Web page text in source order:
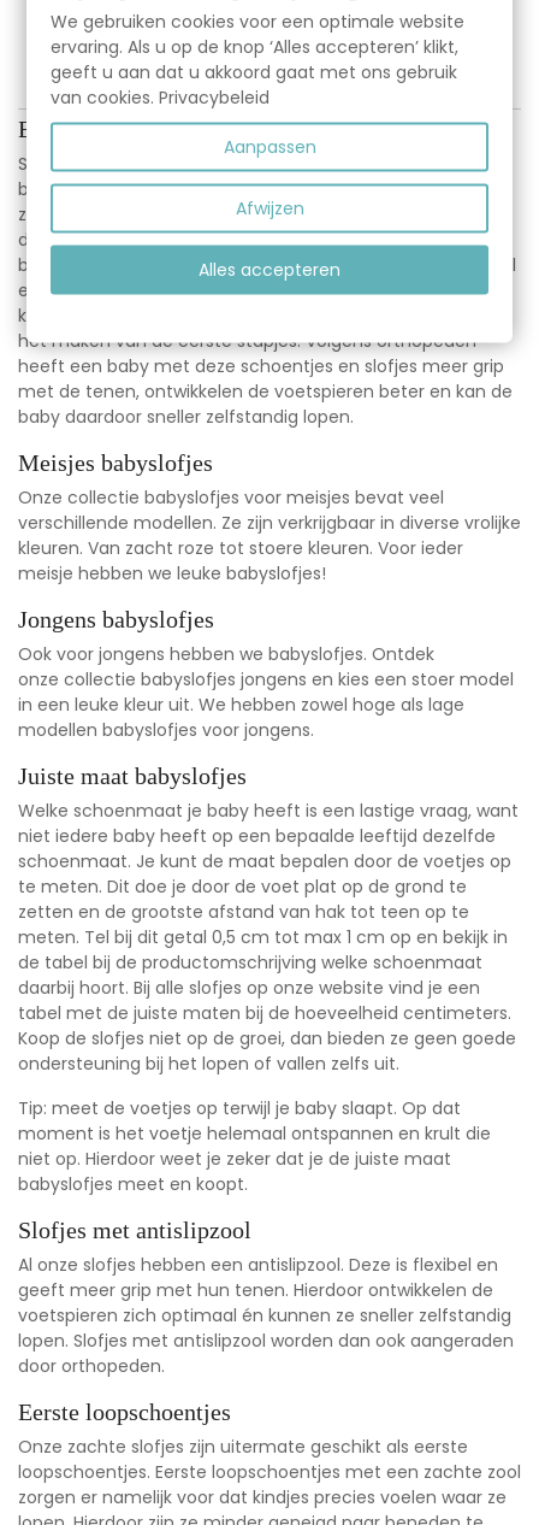
Item 1-24 van 130 in totaal item(s)
1 2 3 6 Volgende
Babyslofjes
Sinds 2007 ontwerpen en produceren we met passie leren
babyslofjes. Inmiddels hebben we een ruime collectie en
zorgen we er met een team van vier medewerkers voor
dat jouw bestelling met aandacht wordt behandeld. De
babyschoenen en babyslofjes van A@pie zijn zacht, flexibel
en blijven door de elastische rand goed zitten tijdens het
kruipen. De zachte antislip laag aan de onderkant helpt bij
het maken van de eerste stapjes. Volgens orthopeden
heeft een baby met deze schoentjes en slofjes meer grip
met de tenen, ontwikkelen de voetspieren beter en kan de
baby daardoor sneller zelfstandig lopen.
Meisjes babyslofjes
Onze collectie babyslofjes voor meisjes bevat veel
verschillende modellen. Ze zijn verkrijgbaar in diverse vrolijke
kleuren. Van zacht roze tot stoere kleuren. Voor ieder
meisje hebben we leuke babyslofjes!
Jongens babyslofjes
Ook voor jongens hebben we babyslofjes. Ontdek
onze collectie babyslofjes jongens en kies een stoer model
in een leuke kleur uit. We hebben zowel hoge als lage
modellen babyslofjes voor jongens.
Juiste maat babyslofjes
Welke schoenmaat je baby heeft is een lastige vraag, want
niet iedere baby heeft op een bepaalde leeftijd dezelfde
schoenmaat. Je kunt de maat bepalen door de voetjes op
te meten. Dit doe je door de voet plat op de grond te
zetten en de grootste afstand van hak tot teen op te
meten. Tel bij dit getal 0,5 cm tot max 1 cm op en bekijk in
de tabel bij de productomschrijving welke schoenmaat
daarbij hoort. Bij alle slofjes op onze website vind je een
tabel met de juiste maten bij de hoeveelheid centimeters.
Koop de slofjes niet op de groei, dan bieden ze geen goede
ondersteuning bij het lopen of vallen zelfs uit.
Tip: meet de voetjes op terwijl je baby slaapt. Op dat
moment is het voetje helemaal ontspannen en krult die
niet op. Hierdoor weet je zeker dat je de juiste maat
babyslofjes meet en koopt.
Slofjes met antislipzool
Al onze slofjes hebben een antislipzool. Deze is flexibel en
geeft meer grip met hun tenen. Hierdoor ontwikkelen de
voetspieren zich optimaal én kunnen ze sneller zelfstandig
lopen. Slofjes met antislipzool worden dan ook aangeraden
door orthopeden.
Eerste loopschoentjes
Onze zachte slofjes zijn uitermate geschikt als eerste
loopschoentjes. Eerste loopschoentjes met een zachte zool
zorgen er namelijk voor dat kindjes precies voelen waar ze
We gebruiken cookies voor een optimale website
ervaring. Als u op de knop ‘Alles accepteren’ klikt,
geeft u aan dat u akkoord gaat met ons gebruik
van cookies.Privacybeleid
Aanpassen
Afwijzen
Alles accepteren